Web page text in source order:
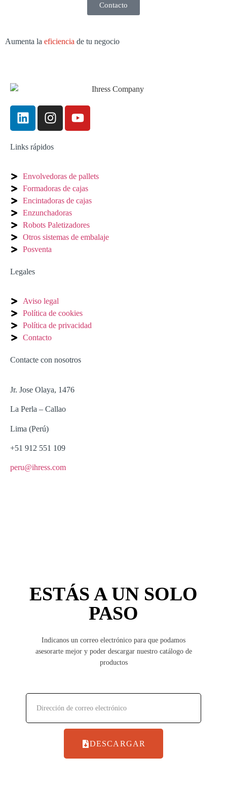
Contacto
Aumenta la eficiencia de tu negocio
Links rápidos
Envolvedoras de pallets
Formadoras de cajas
Encintadoras de cajas
Enzunchadoras
Robots Paletizadores
Otros sistemas de embalaje
Posventa
Legales
Aviso legal
Política de cookies
Política de privacidad
Contacto
Contacte con nosotros
Jr. Jose Olaya, 1476
La Perla – Callao
Lima (Perú)
+51 912 551 109
peru@ihress.com
ESTÁS A UN SOLO
PASO
Indicanos un correo electrónico para que podamos
asesorarte mejor y poder descargar nuestro catálogo de
productos
DESCARGAR